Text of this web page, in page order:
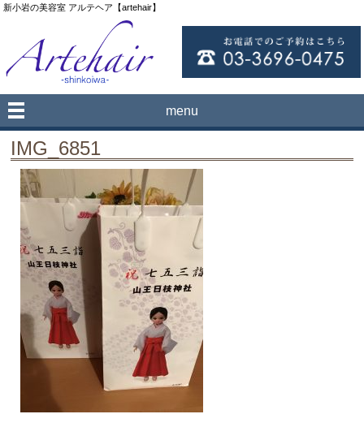
新小岩の美容室 アルテヘア【artehair】
menu
IMG_6851